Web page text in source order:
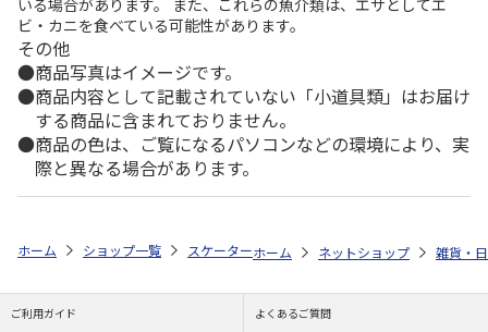
ビ・カニを食べている可能性があります。
その他
商品写真はイメージです。
商品内容として記載されていない「小道具類」はお届け
する商品に含まれておりません。
商品の色は、ご覧になるパソコンなどの環境により、実
際と異なる場合があります。
ホーム ショップ一覧 スケーター 抗菌食洗機対応 ふわっと弁当箱
ホーム ネットショップ 雑貨・
ご利用ガイド よくあるご質問